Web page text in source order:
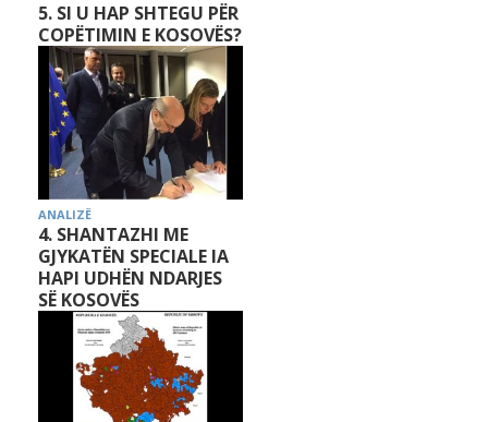
5. SI U HAP SHTEGU PËR
COPËTIMIN E KOSOVËS?
ANALIZË
4. SHANTAZHI ME
GJYKATËN SPECIALE IA
HAPI UDHËN NDARJES
SË KOSOVËS